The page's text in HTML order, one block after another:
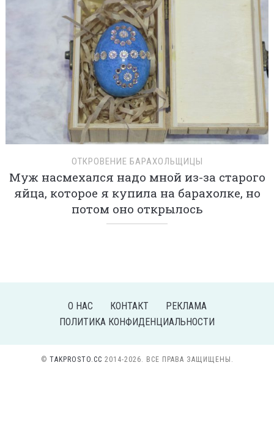
ОТКРОВЕНИЕ БАРАХОЛЬЩИЦЫ
Муж насмехался надо мной из-за старого
яйца, которое я купила на барахолке, но
потом оно открылось
О НАС КОНТАКТ
РЕКЛАМА
ПОЛИТИКА КОНФИДЕНЦИАЛЬНОСТИ
© TAKPROSTO.CC 2014-2026. ВСЕ ПРАВА ЗАЩИЩЕНЫ.